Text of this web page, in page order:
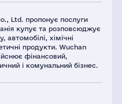
Ltd. пропонує послуги
купує та розповсюджує
автомобілі, хімічні
продукти. Wuchan
фінансовий,
і комунальний бізнес.